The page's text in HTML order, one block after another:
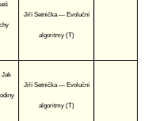
Jiří Setnička — Evoluční
algoritmy (T)
Jak
Jiří Setnička — Evoluční
algoritmy (T)